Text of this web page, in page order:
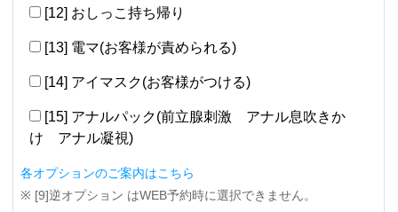
[12] おしっこ持ち帰り
[13] 電マ(お客様が責められる)
[14] アイマスク(お客様がつける)
[15] アナルパック(前立腺刺激 アナル息吹きか
け アナル凝視)
各オプションのご案内はこちら
※ [9]逆オプション はWEB予約時に選択できません。